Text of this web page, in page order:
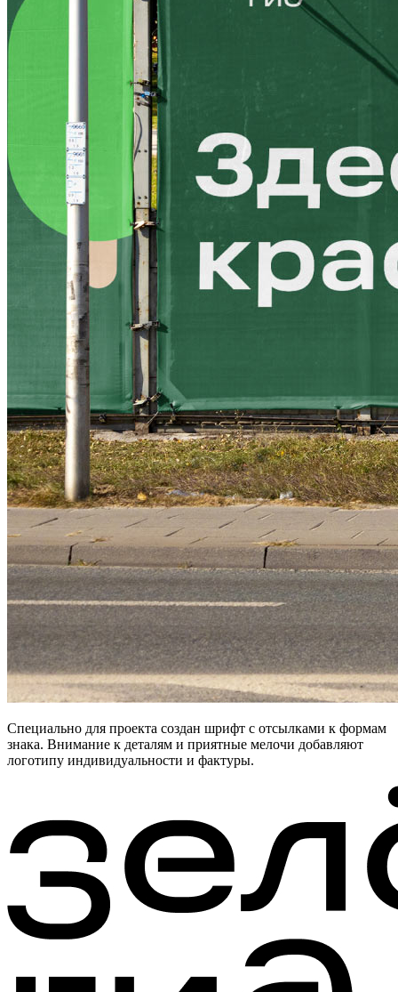
Специально для проекта создан шрифт с отсылками к формам
знака. Внимание к деталям и приятные мелочи добавляют
логотипу индивидуальности и фактуры.